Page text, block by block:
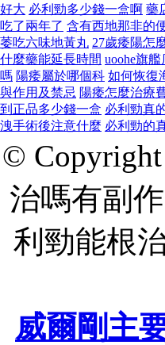
好大 必利勁多少錢一盒啊 藥
吃了兩年了 含有西地那非的
萎吃六味地黃丸 27歲痿陽怎
什麼藥能延長時間 uoohe旗
嗎 陽痿屬於哪個科 如何恢復
與作用及禁忌 陽痿怎麼治療
到正品多少錢一盒 必利勁真
洩手術後注意什麼 必利勁的
© Copyright
治嗎有副
利勁能根
威爾剛主